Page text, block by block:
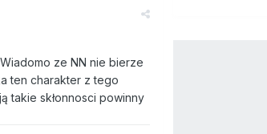
ze NN nie bierze
ten charakter z tego
takie skłonnosci powinny